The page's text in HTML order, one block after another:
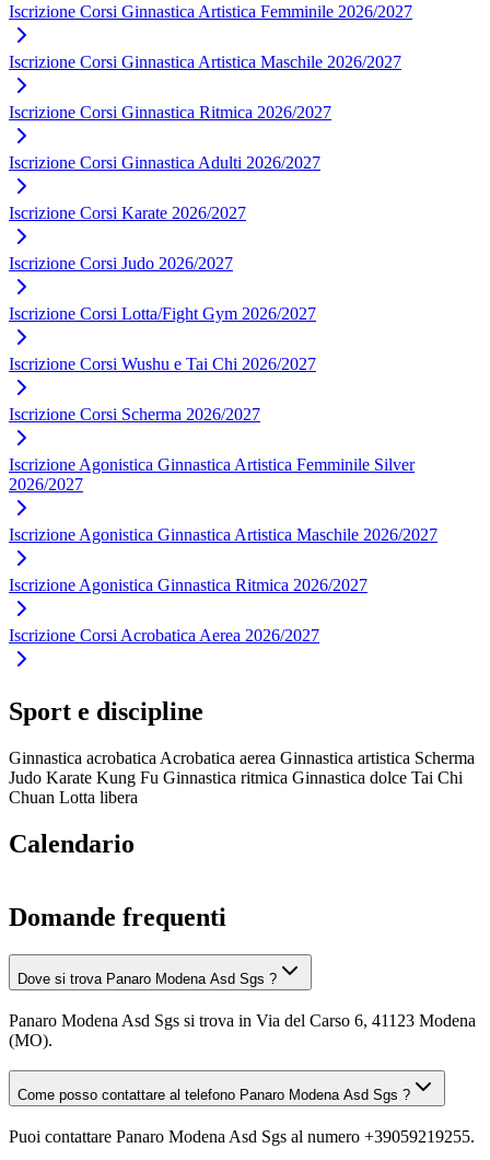
Iscrizione Corsi Ginnastica Artistica Femminile 2026/2027
Iscrizione Corsi Ginnastica Artistica Maschile 2026/2027
Iscrizione Corsi Ginnastica Ritmica 2026/2027
Iscrizione Corsi Ginnastica Adulti 2026/2027
Iscrizione Corsi Karate 2026/2027
Iscrizione Corsi Judo 2026/2027
Iscrizione Corsi Lotta/Fight Gym 2026/2027
Iscrizione Corsi Wushu e Tai Chi 2026/2027
Iscrizione Corsi Scherma 2026/2027
Iscrizione Agonistica Ginnastica Artistica Femminile Silver
2026/2027
Iscrizione Agonistica Ginnastica Artistica Maschile 2026/2027
Iscrizione Agonistica Ginnastica Ritmica 2026/2027
Iscrizione Corsi Acrobatica Aerea 2026/2027
Sport e discipline
Ginnastica acrobatica Acrobatica aerea Ginnastica artistica Scherma
Judo Karate Kung Fu Ginnastica ritmica Ginnastica dolce Tai Chi
Chuan Lotta libera
Calendario
Domande frequenti
Dove si trova Panaro Modena Asd Sgs ?
Panaro Modena Asd Sgs si trova in Via del Carso 6, 41123 Modena
(MO).
Come posso contattare al telefono Panaro Modena Asd Sgs ?
Puoi contattare Panaro Modena Asd Sgs al numero +39059219255.